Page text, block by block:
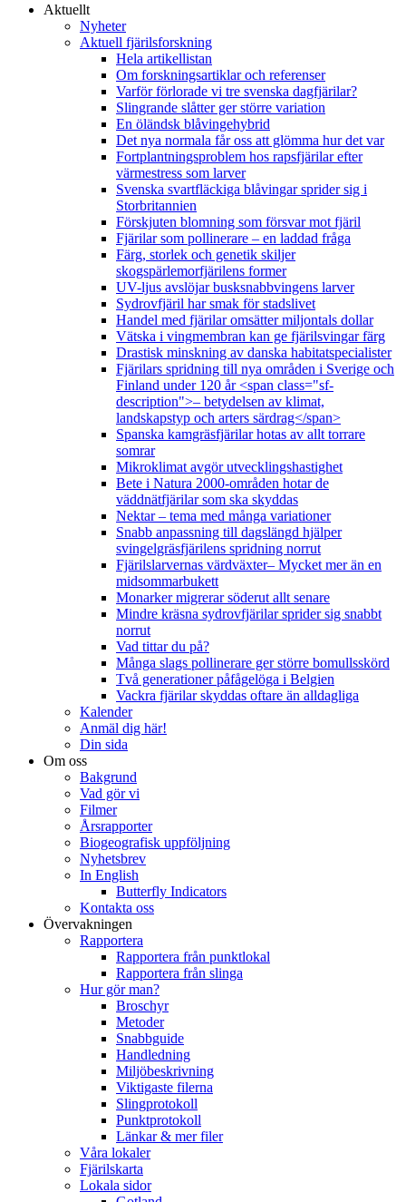
Aktuellt
Nyheter
Aktuell fjärilsforskning
Hela artikellistan
Om forskningsartiklar och referenser
Varför förlorade vi tre svenska dagfjärilar?
Slingrande slåtter ger större variation
En öländsk blåvingehybrid
Det nya normala får oss att glömma hur det var
Fortplantningsproblem hos rapsfjärilar efter
värmestress som larver
Svenska svartfläckiga blåvingar sprider sig i
Storbritannien
Förskjuten blomning som försvar mot fjäril
Fjärilar som pollinerare – en laddad fråga
Färg, storlek och genetik skiljer
skogspärlemorfjärilens former
UV-ljus avslöjar busksnabbvingens larver
Sydrovfjäril har smak för stadslivet
Handel med fjärilar omsätter miljontals dollar
Vätska i vingmembran kan ge fjärilsvingar färg
Drastisk minskning av danska habitatspecialister
Fjärilars spridning till nya områden i Sverige och
Finland under 120 år <span class="sf-
description">– betydelsen av klimat,
landskapstyp och arters särdrag</span>
Spanska kamgräsfjärilar hotas av allt torrare
somrar
Mikroklimat avgör utvecklingshastighet
Bete i Natura 2000-områden hotar de
väddnätfjärilar som ska skyddas
Nektar – tema med många variationer
Snabb anpassning till dagslängd hjälper
svingelgräsfjärilens spridning norrut
Fjärilslarvernas värdväxter– Mycket mer än en
midsommarbukett
Monarker migrerar söderut allt senare
Mindre kräsna sydrovfjärilar sprider sig snabbt
norrut
Vad tittar du på?
Många slags pollinerare ger större bomullsskörd
Två generationer påfågelöga i Belgien
Vackra fjärilar skyddas oftare än alldagliga
Kalender
Anmäl dig här!
Din sida
Om oss
Bakgrund
Vad gör vi
Filmer
Årsrapporter
Biogeografisk uppföljning
Nyhetsbrev
In English
Butterfly Indicators
Kontakta oss
Övervakningen
Rapportera
Rapportera från punktlokal
Rapportera från slinga
Hur gör man?
Broschyr
Metoder
Snabbguide
Handledning
Miljöbeskrivning
Viktigaste filerna
Slingprotokoll
Punktprotokoll
Länkar & mer filer
Våra lokaler
Fjärilskarta
Lokala sidor